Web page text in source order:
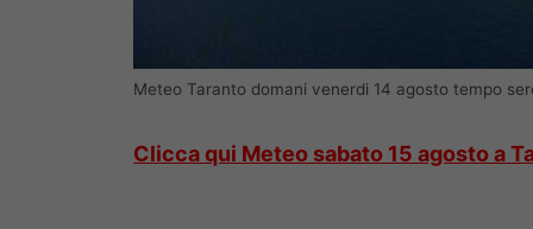
Meteo Taranto domani venerdi 14 agosto tempo
Clicca qui Meteo sabato 15 agosto a